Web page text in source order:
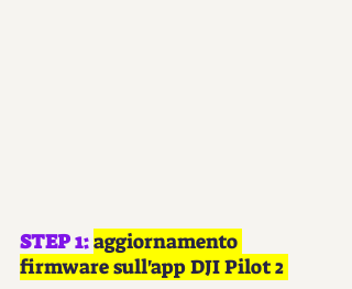
STEP 1: aggiornamento
firmware sull'app DJI Pilot 2